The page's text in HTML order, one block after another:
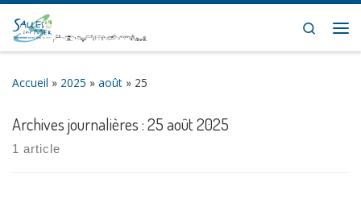
Skip to content
Search
Accueil » 2025 » août » 25
Archives journalières :25 août 2025
1 article